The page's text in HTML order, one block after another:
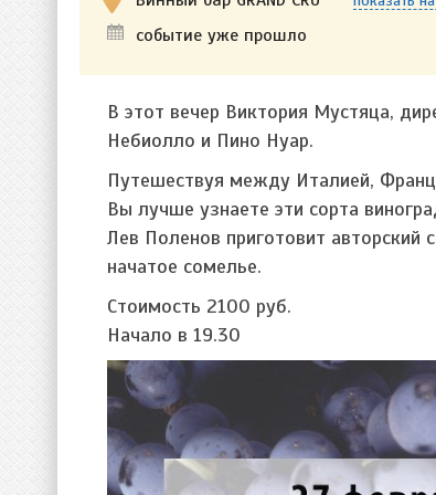
событие уже прошло
В этот вечер Виктория Мустяца,
Небиолло и Пино Нуар.
Путешествуя между Италией,
Вы лучше узнаете эти сорта
Лев Поленов приготовит авторский
начатое сомелье.
Стоимость 2100 руб.
Начало в 19.30